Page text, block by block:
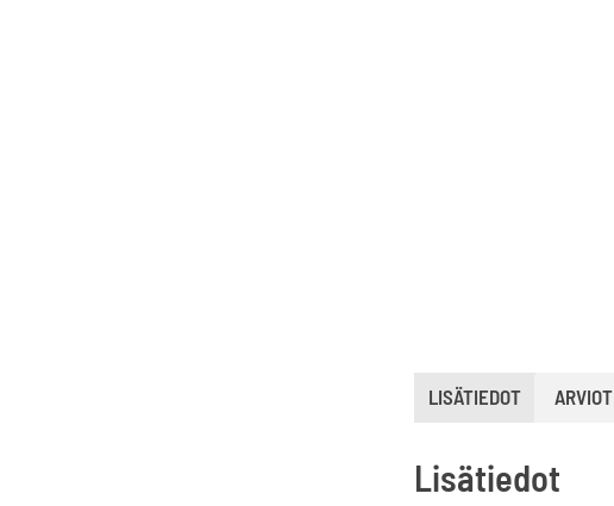
LISÄTIEDOT ARVIOT
Lisätiedot